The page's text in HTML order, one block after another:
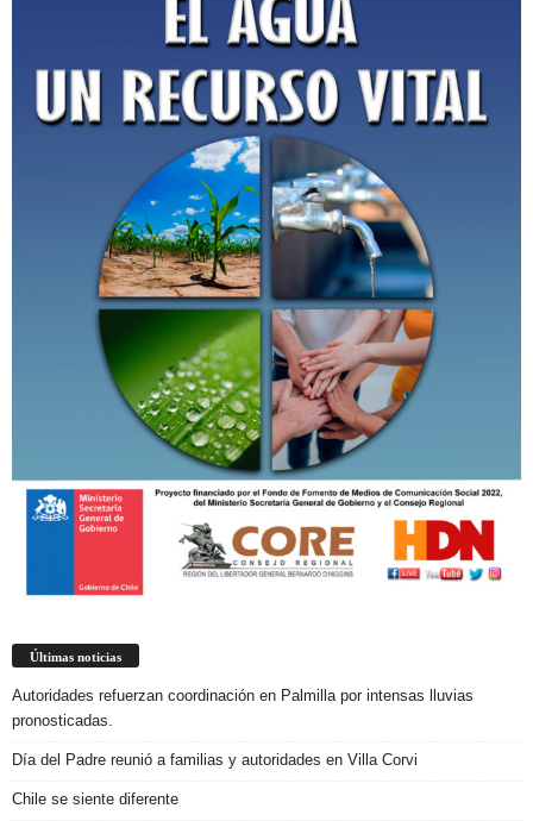
Últimas noticias
Autoridades refuerzan coordinación en Palmilla por intensas lluvias
pronosticadas.
Día del Padre reunió a familias y autoridades en Villa Corvi
Chile se siente diferente